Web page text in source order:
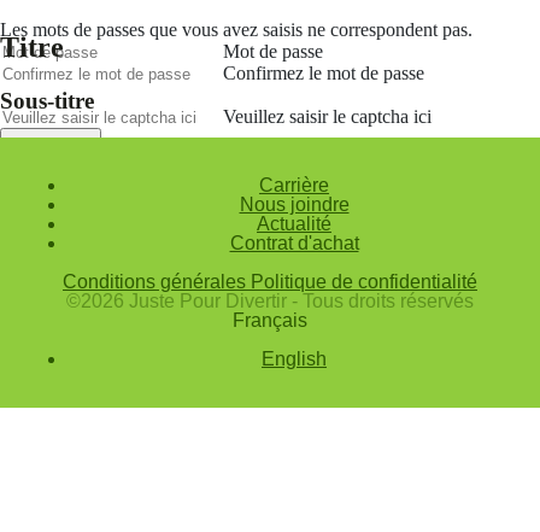
Titre
Sous-titre
Carrière
Nous joindre
Actualité
Contrat d'achat
Conditions générales Politique de confidentialité
©2026 Juste Pour Divertir - Tous droits réservés
Français
English
Les mots de passes que vous avez saisis ne correspondent pas.
Mot de passe
Confirmez le mot de passe
Veuillez saisir le captcha ici
Valider
Mot de passe oublié
Saisissez l'adresse e-mail que vous utilisez pour vous connecter.
Courriel